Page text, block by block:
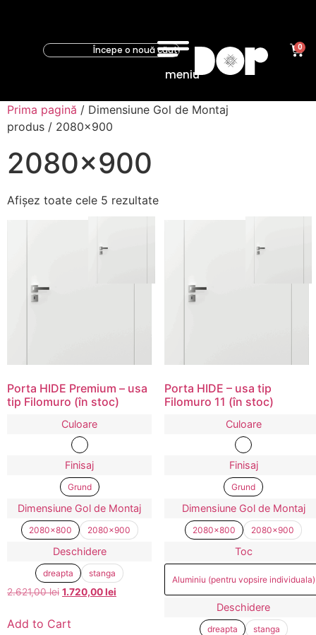
meniu
0
Prima pagină / Dimensiune Gol de Montaj
produs / 2080x900
2080x900
Afișez toate cele 5 rezultate
Porta HIDE Premium – usa
tip Filomuro (în stoc)
Culoare
Finisaj
Grund
Dimensiune Gol de Montaj
2080x800 2080x900
Deschidere
dreapta stanga
2.621,00lei 1.720,00lei
Add to Cart
Porta HIDE – usa tip
Filomuro 11 (în stoc)
Culoare
Finisaj
Grund
Dimensiune Gol de Montaj
2080x800 2080x900
Toc
Aluminiu (pentru vopsire individuala)
Deschidere
dreapta stanga